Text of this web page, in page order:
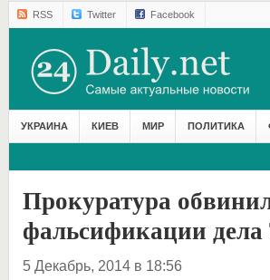
RSS Twitter Facebook
УКРАИНА КИЕВ МИР ПОЛИТИКА
Прокуратура
фальсификации
5 Декабрь, 2014 в 18:56